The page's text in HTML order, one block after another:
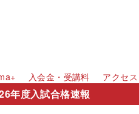
入会金・受講料 アクセス
年度入試合格速報